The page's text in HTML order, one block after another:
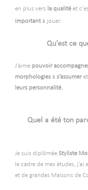
en plus vers la qualité et
importantà jouer.
Qu'est ce
J’aime pouvoir
morphologies à s’assumeret
leurs personnalité.
Quel a été ton
Je suis diplômée Styliste
le cadre de mes études,
et de grandes Maisons de